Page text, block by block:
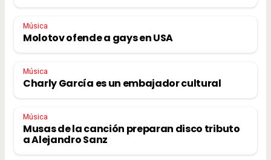
Música
Molotov ofende a gays en USA
Música
Charly García es un embajador cultural
Música
Musas de la canción preparan disco tributo
a Alejandro Sanz